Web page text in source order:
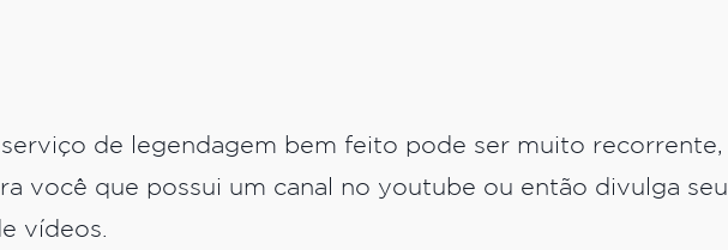
de legendagem bem feito pode ser muito recorrente,
você que possui um canal no youtube ou então divulga seu
vídeos.